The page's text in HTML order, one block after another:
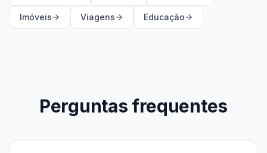
Imóveis Viagens Educação
Perguntas frequentes